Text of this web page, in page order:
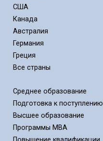
США
Канада
Австралия
Германия
Греция
Все страны
Среднее образование
Подготовка к поступлению
Высшее образование
Программы MBA